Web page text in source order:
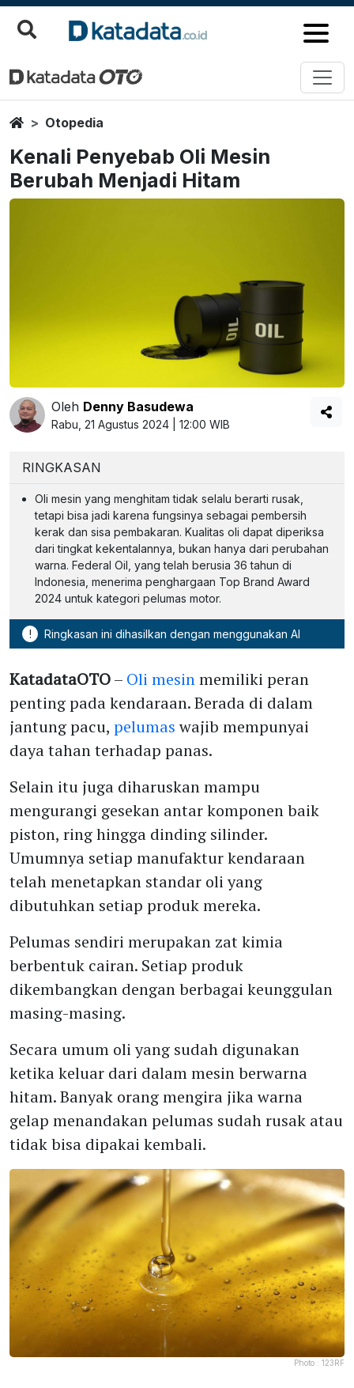
HomeOtopedia
Kenali Penyebab Oli Mesin
Berubah Menjadi Hitam
Oleh Denny Basudewa
Rabu, 21 Agustus 2024 | 12:00 WIB
RINGKASAN
Oli mesin yang menghitam tidak selalu berarti rusak,
tetapi bisa jadi karena fungsinya sebagai pembersih
kerak dan sisa pembakaran. Kualitas oli dapat diperiksa
dari tingkat kekentalannya, bukan hanya dari perubahan
warna. Federal Oil, yang telah berusia 36 tahun di
Indonesia, menerima penghargaan Top Brand Award
2024 untuk kategori pelumas motor.
! Ringkasan ini dihasilkan dengan menggunakan AI
KatadataOTO– Oli mesinmemiliki peran
penting pada kendaraan. Berada di dalam
jantung pacu, pelumaswajib mempunyai
daya tahan terhadap panas.
Selain itu juga diharuskan mampu
mengurangi gesekan antar komponen baik
piston, ring hingga dinding silinder.
Umumnya setiap manufaktur kendaraan
telah menetapkan standar oli yang
dibutuhkan setiap produk mereka.
Pelumas sendiri merupakan zat kimia
berbentuk cairan. Setiap produk
dikembangkan dengan berbagai keunggulan
masing-masing.
Secara umum oli yang sudah digunakan
ketika keluar dari dalam mesin berwarna
hitam. Banyak orang mengira jika warna
gelap menandakan pelumas sudah rusak atau
tidak bisa dipakai kembali.
Photo : 123RF